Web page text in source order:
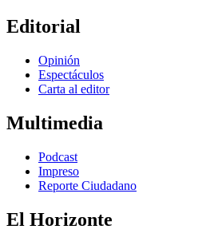
Editorial
Opinión
Espectáculos
Carta al editor
Multimedia
Podcast
Impreso
Reporte Ciudadano
El Horizonte